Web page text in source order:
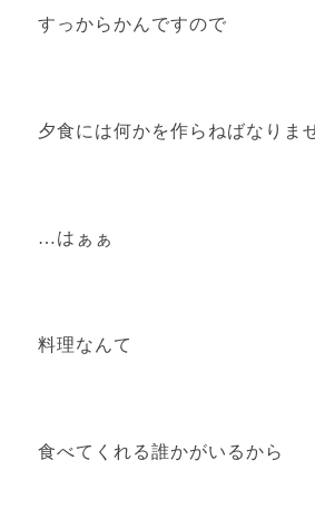
すっからかんですので
夕食には何かを作らねばなりま
…はぁぁ
料理なんて
食べてくれる誰かがいるから